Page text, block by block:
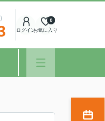
ログインお気に入り
0